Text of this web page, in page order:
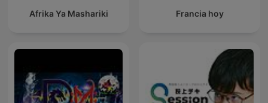
Afrika Ya Mashariki Francia hoy